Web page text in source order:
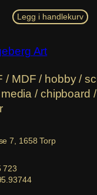
Legg i handlekurv
/ MDF / hobby /
/ chipboard
7, 1658 Torp
723